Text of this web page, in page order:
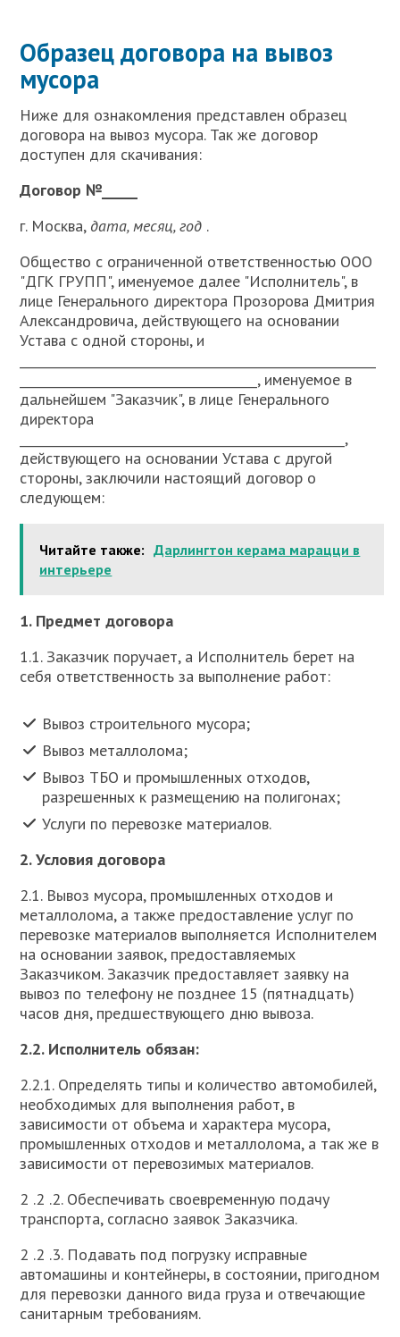
Образец договора на вывоз
мусора
Ниже для ознакомления представлен образец
договора на вывоз мусора. Так же договор
доступен для скачивания:
Договор №_____
г. Москва, дата, месяц, год .
Общество с ограниченной ответственностью ООО
"ДГК ГРУПП", именуемое далее "Исполнитель", в
лице Генерального директора Прозорова Дмитрия
Александровича, действующего на основании
Устава с одной стороны, и
______________________________________, именуемое в
дальнейшем "Заказчик", в лице Генерального
директора
____________________________________________________,
действующего на основании Устава с другой
стороны, заключили настоящий договор о
следующем:
Читайте также: Дарлингтон керама марацци в
интерьере
1. Предмет договора
1.1. Заказчик поручает, а Исполнитель берет на
себя ответственность за выполнение работ:
Вывоз строительного мусора;
Вывоз металлолома;
Вывоз ТБО и промышленных отходов,
разрешенных к размещению на полигонах;
Услуги по перевозке материалов.
2. Условия договора
2.1. Вывоз мусора, промышленных отходов и
металлолома, а также предоставление услуг по
перевозке материалов выполняется Исполнителем
на основании заявок, предоставляемых
Заказчиком. Заказчик предоставляет заявку на
вывоз по телефону не позднее 15 (пятнадцать)
часов дня, предшествующего дню вывоза.
2.2. Исполнитель обязан:
2.2.1. Определять типы и количество автомобилей,
необходимых для выполнения работ, в
зависимости от объема и характера мусора,
промышленных отходов и металлолома, а так же в
зависимости от перевозимых материалов.
2 .2 .2. Обеспечивать своевременную подачу
транспорта, согласно заявок Заказчика.
2 .2 .3. Подавать под погрузку исправные
автомашины и контейнеры, в состоянии, пригодном
для перевозки данного вида груза и отвечающие
санитарным требованиям.